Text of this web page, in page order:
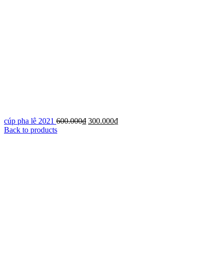
cúp pha lê 2021 600.000₫ 300.000₫
Back to products